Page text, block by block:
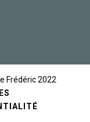
Frédéric 2022